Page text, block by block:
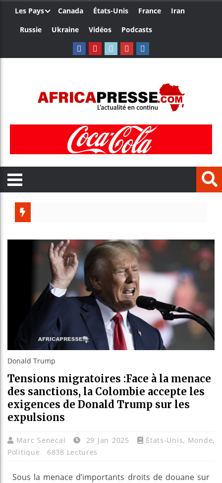
Les Pays Canada États-Unis France
Iran
Russie
Ukraine Vidéos Podcasts
Bénin :
Donald Trump
Tensions migratoires :Face à la menace
des sanctions, la Colombie accepte les
exigences de Donald Trump sur les
expulsions
Marc Senecal 29 Jan 2025 États-Unis, Monde,
Politique
6838 Lectures
Sous la menace d’importants droits de douane sur